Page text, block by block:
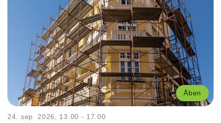
Åben
24. sep. 2026, 13.00 - 17.00